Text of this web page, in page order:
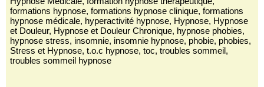
formations hypnose, formations hypnose clinique, formations
hypnose médicale, hyperactivité hypnose, Hypnose, Hypnose
et Douleur, Hypnose et Douleur Chronique, hypnose phobies,
hypnose stress, insomnie, insomnie hypnose, phobie, phobies,
Stress et Hypnose, t.o.c hypnose, toc, troubles sommeil,
troubles sommeil hypnose